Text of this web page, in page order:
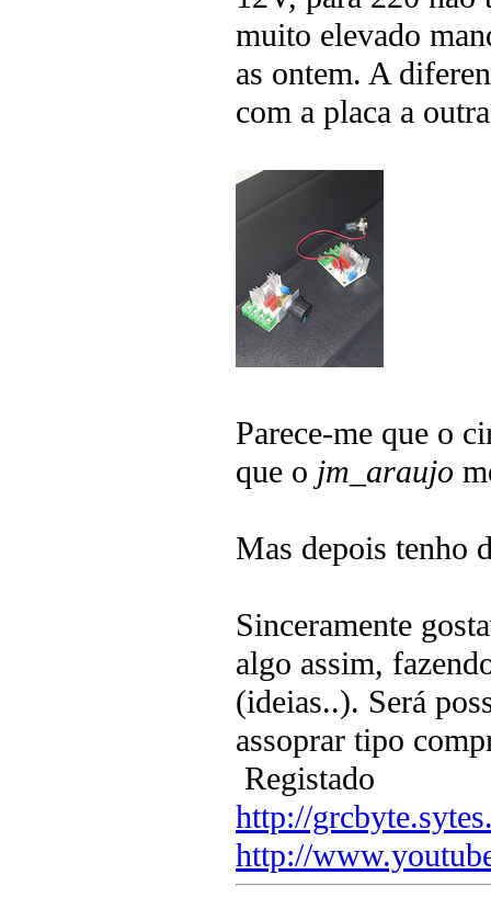
muito elevado
as ontem. A
com a placa a
Parece-me que o
que o jm_araujo
Mas depois tenho
Sinceramente
algo assim,
(ideias..). Será
assoprar tipo
Registado
http://
http://